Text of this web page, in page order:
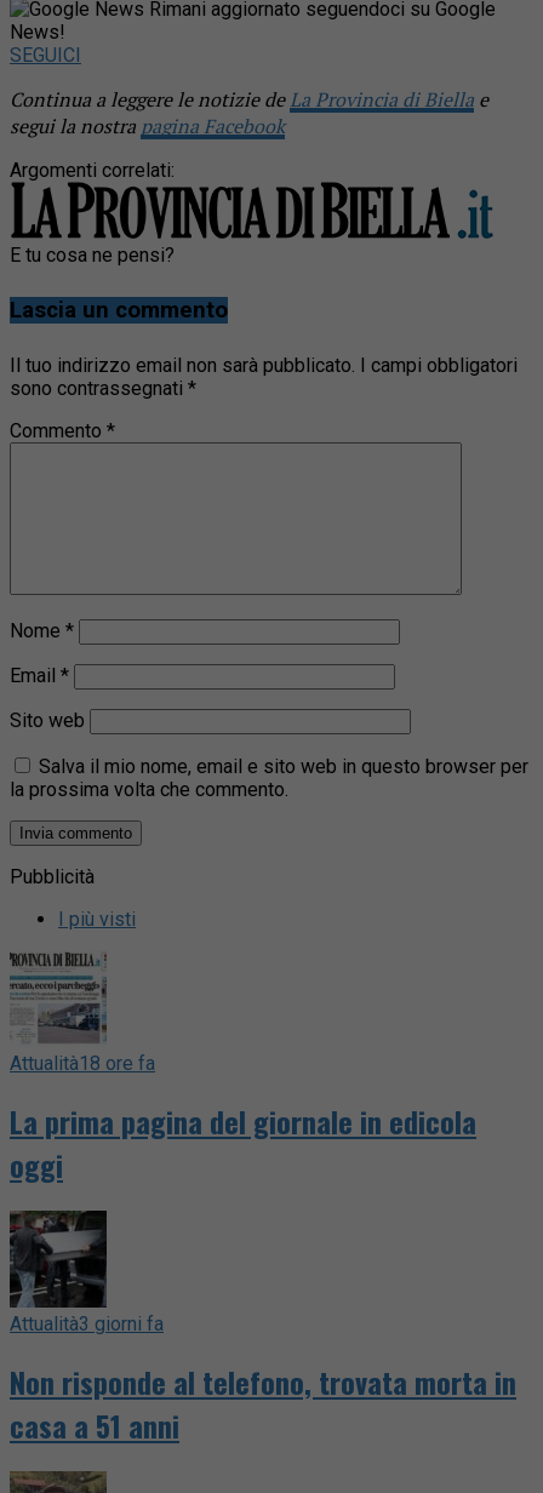
Rimani aggiornato seguendoci su Google
News!
SEGUICI
Continua a leggere le notizie deLa Provincia di Biella e
segui la nostra pagina Facebook
Argomenti correlati:
E tu cosa ne pensi?
Lascia un commento
Il tuo indirizzo email non sarà pubblicato.
I campi obbligatori
sono contrassegnati *
Commento *
Nome *
Email *
Sito web
Salva il mio nome, email e sito web in questo browser per
la prossima volta che commento.
Pubblicità
I più visti
Attualità18 ore fa
La prima pagina del giornale in edicola
oggi
Attualità3 giorni fa
Non risponde al telefono, trovata morta in
casa a 51 anni